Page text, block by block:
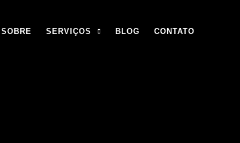
SOBRE SERVIÇOS BLOG CONTATO